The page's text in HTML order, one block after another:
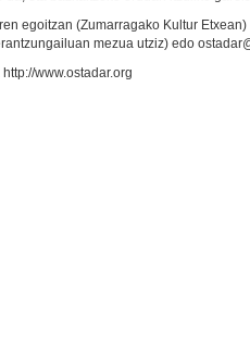
egoitzan (Zumarragako Kultur
mezua utziz) edo
www.ostadar.org